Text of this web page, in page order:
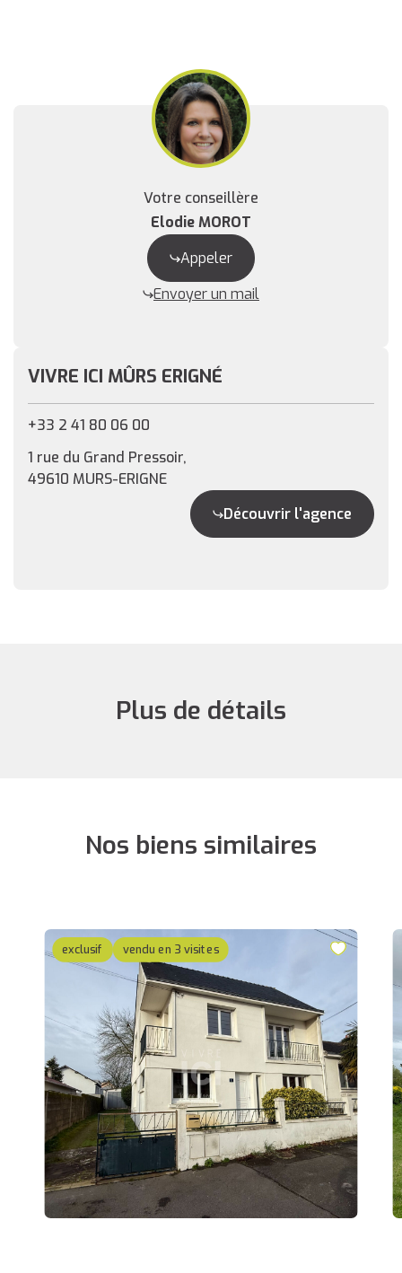
Votre conseillère
Elodie MOROT
Appeler
Envoyer un mail
VIVRE ICI MÛRS ERIGNÉ
+33 2 41 80 06 00
1 rue du Grand Pressoir,
49610 MURS-ERIGNE
Découvrir l'agence
Plus de détails
Nos biens similaires
exclusif vendu en 3 visites